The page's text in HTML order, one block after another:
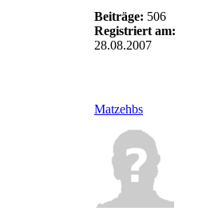
Beiträge: 506
Registriert am:
28.08.2007
Matzehbs